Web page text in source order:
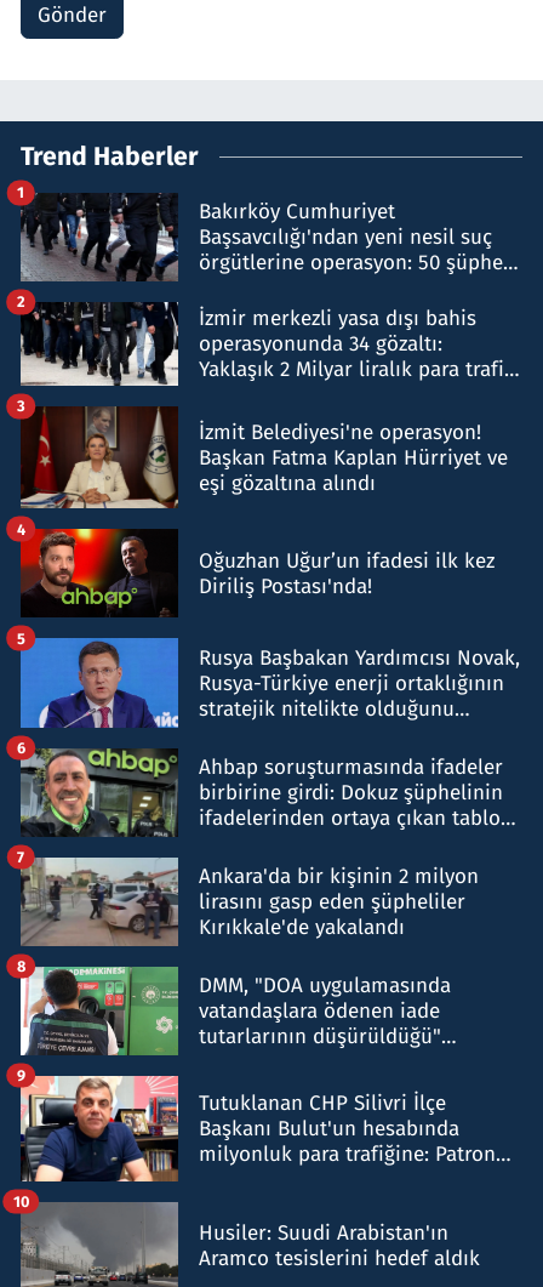
Gönder
Trend Haberler
Bakırköy Cumhuriyet
Başsavcılığı'ndan yeni nesil suç
örgütlerine operasyon: 50 şüpheli
1
İzmir merkezli yasa dışı bahis
operasyonunda 34 gözaltı:
Yaklaşık 2 Milyar liralık para trafiği
2
İzmit Belediyesi'ne operasyon!
Başkan Fatma Kaplan Hürriyet ve
eşi gözaltına alındı
3
Oğuzhan Uğur’un ifadesi ilk kez
Diriliş Postası'nda!
4
Rusya Başbakan Yardımcısı Novak,
Rusya-Türkiye enerji ortaklığının
stratejik nitelikte olduğunu
5
Ahbap soruşturmasında ifadeler
birbirine girdi: Dokuz şüphelinin
ifadelerinden ortaya çıkan tablo
6
Ankara'da bir kişinin 2 milyon
lirasını gasp eden şüpheliler
Kırıkkale'de yakalandı
7
DMM, "DOA uygulamasında
vatandaşlara ödenen iade
tutarlarının düşürüldüğü"
8
Tutuklanan CHP Silivri İlçe
Başkanı Bulut'un hesabında
milyonluk para trafiğine: Patron
9
Husiler: Suudi Arabistan'ın
Aramco tesislerini hedef aldık
10